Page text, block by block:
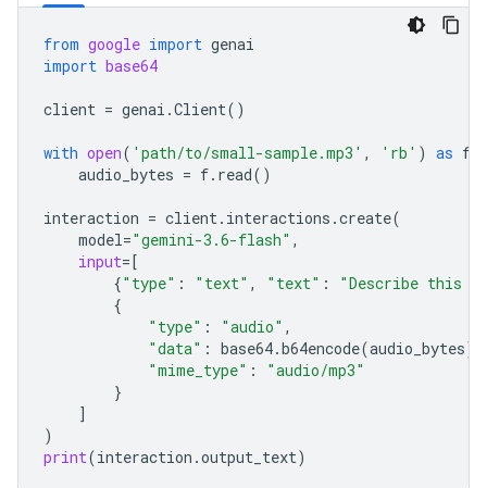
from google import genai
import base64
client = genai .Client()
with open( 'path/to/small-sample.mp3' , 'rb' ) as f
audio_bytes = f. read()
interaction = client . interactions .create(
model="gemini-3.6-flash" ,
input=[
{"type" : "text" , "text" :
"Describe this
{
"type" : "audio" ,
"data" : base64.b64encode(audio_bytes)
"mime_type" :
"audio/mp3"
}
]
)
print(interaction .output_text)